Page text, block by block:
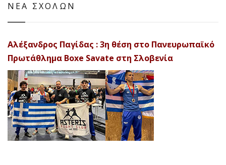
ΝΕΑ ΣΧΟΛΩΝ
Αλέξανδρος Παγίδας : 3η θέση στο Πανευρωπαϊκό
Πρωτάθλημα Boxe Savate στη Σλοβενία